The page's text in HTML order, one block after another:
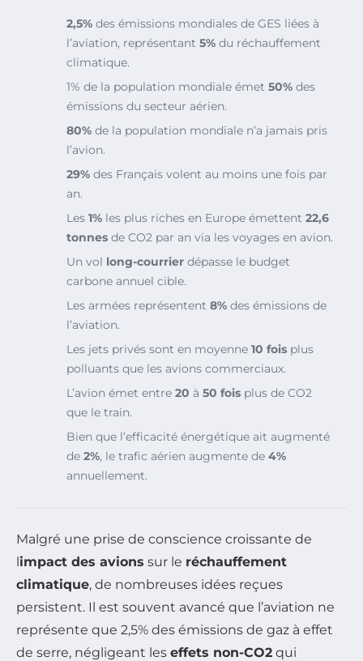
2,5% des émissions mondiales de GES liées à
l’aviation, représentant 5% du réchauffement
climatique.
1% de la population mondiale émet 50% des
émissions du secteur aérien.
80% de la population mondiale n’a jamais pris
l’avion.
29% des Français volent au moins une fois par
an.
Les 1% les plus riches en Europe émettent 22,6
tonnes de CO2 par an via les voyages en avion.
Un vol long-courrier dépasse le budget
carbone annuel cible.
Les armées représentent 8% des émissions de
l’aviation.
Les jets privés sont en moyenne 10 fois plus
polluants que les avions commerciaux.
L’avion émet entre 20 à 50 fois plus de CO2
que le train.
Bien que l’efficacité énergétique ait augmenté
de 2%, le trafic aérien augmente de 4%
annuellement.
Malgré une prise de conscience croissante de
limpact des avions sur le réchauffement
climatique, de nombreuses idées reçues
persistent. Il est souvent avancé que l’aviation ne
représente que 2,5% des émissions de gaz à effet
de serre, négligeant les effets non-CO2 qui